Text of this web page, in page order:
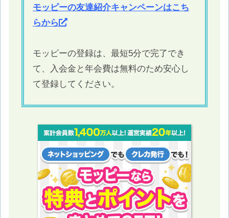
モッピーの友達紹介キャンペーンはこち
らから
モッピーの登録は、最短5分で完了でき
て、入会金と年会費は無料のため安心し
て登録してください。